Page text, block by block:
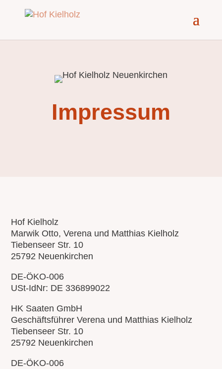
Impressum
Hof Kielholz
Marwik Otto, Verena und Matthias Kielholz
Tiebenseer Str. 10
25792 Neuenkirchen
DE-ÖKO-006
USt-IdNr: DE 336899022
HK Saaten GmbH
Geschäftsführer Verena und Matthias Kielholz
Tiebenseer Str. 10
25792 Neuenkirchen
DE-ÖKO-006